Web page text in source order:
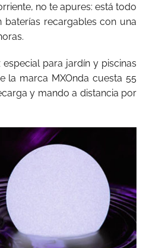
no te apures: está todo
recargables con una
para jardín y piscinas
la marca MXOnda cuesta 55
y mando a distancia por